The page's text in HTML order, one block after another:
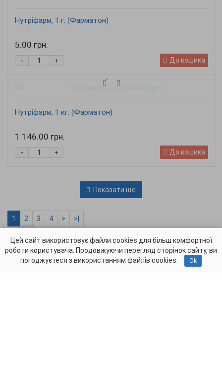
Нутріфарм, 1 г. (Фарматон)
5.00 грн.
+
- До кошика
Нутріфарм, 1 кг. (Фарматон)
1 146.00 грн.
+
- До кошика
Показати ще
1 2 3 4 > >|
Показано з 1 по 12 із 47 (всього сторінок: 4)
Цей сайт використовує файли cookies для більш комфортної
роботи користувача. Продовжуючи перегляд сторінок сайту, ви
погоджуєтеся з використанням файлів cookies.
Ok